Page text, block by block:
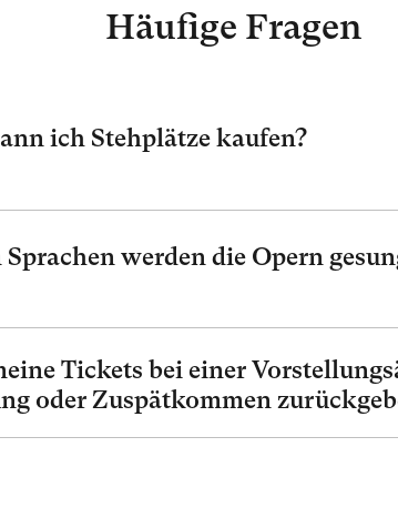
Häufige Fragen
ich Stehplätze kaufen?
werden die Opern
Tickets bei einer
oder Zuspätkommen